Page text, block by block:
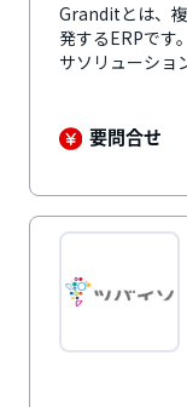
Granditとは、
発するERPです
サソリューショ
ー系SI企業が
堅企業に最適
化し、全社の生
要問合せ